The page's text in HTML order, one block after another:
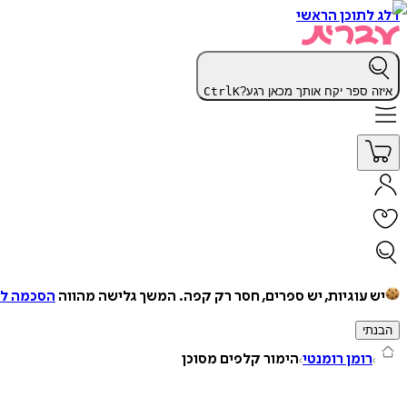
דלג לתוכן הראשי
איזה ספר יקח אותך מכאן רגע? CtrlK
יש עוגיות, יש ספרים, חסר רק קפה. המשך גלישה מהווה הסכמה
הבנתי
רומן רומנטי הימור קלפים מסוכן